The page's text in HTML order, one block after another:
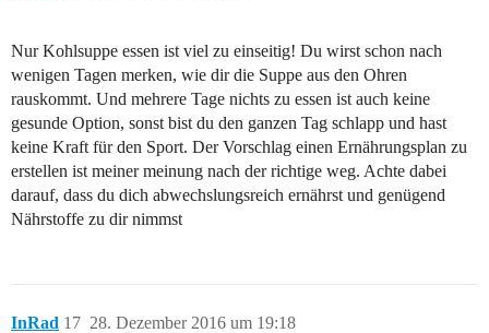
Nur Kohlsuppe essen ist viel zu einseitig! Du wirst schon nach
wenigen Tagen merken, wie dir die Suppe aus den Ohren
rauskommt. Und mehrere Tage nichts zu essen ist auch keine
gesunde Option, sonst bist du den ganzen Tag schlapp und hast
keine Kraft für den Sport. Der Vorschlag einen Ernährungsplan zu
erstellen ist meiner meinung nach der richtige weg. Achte dabei
darauf, dass du dich abwechslungsreich ernährst und genügend
Nährstoffe zu dir nimmst
InRad 28. Dezember 2016 um 19:18
17